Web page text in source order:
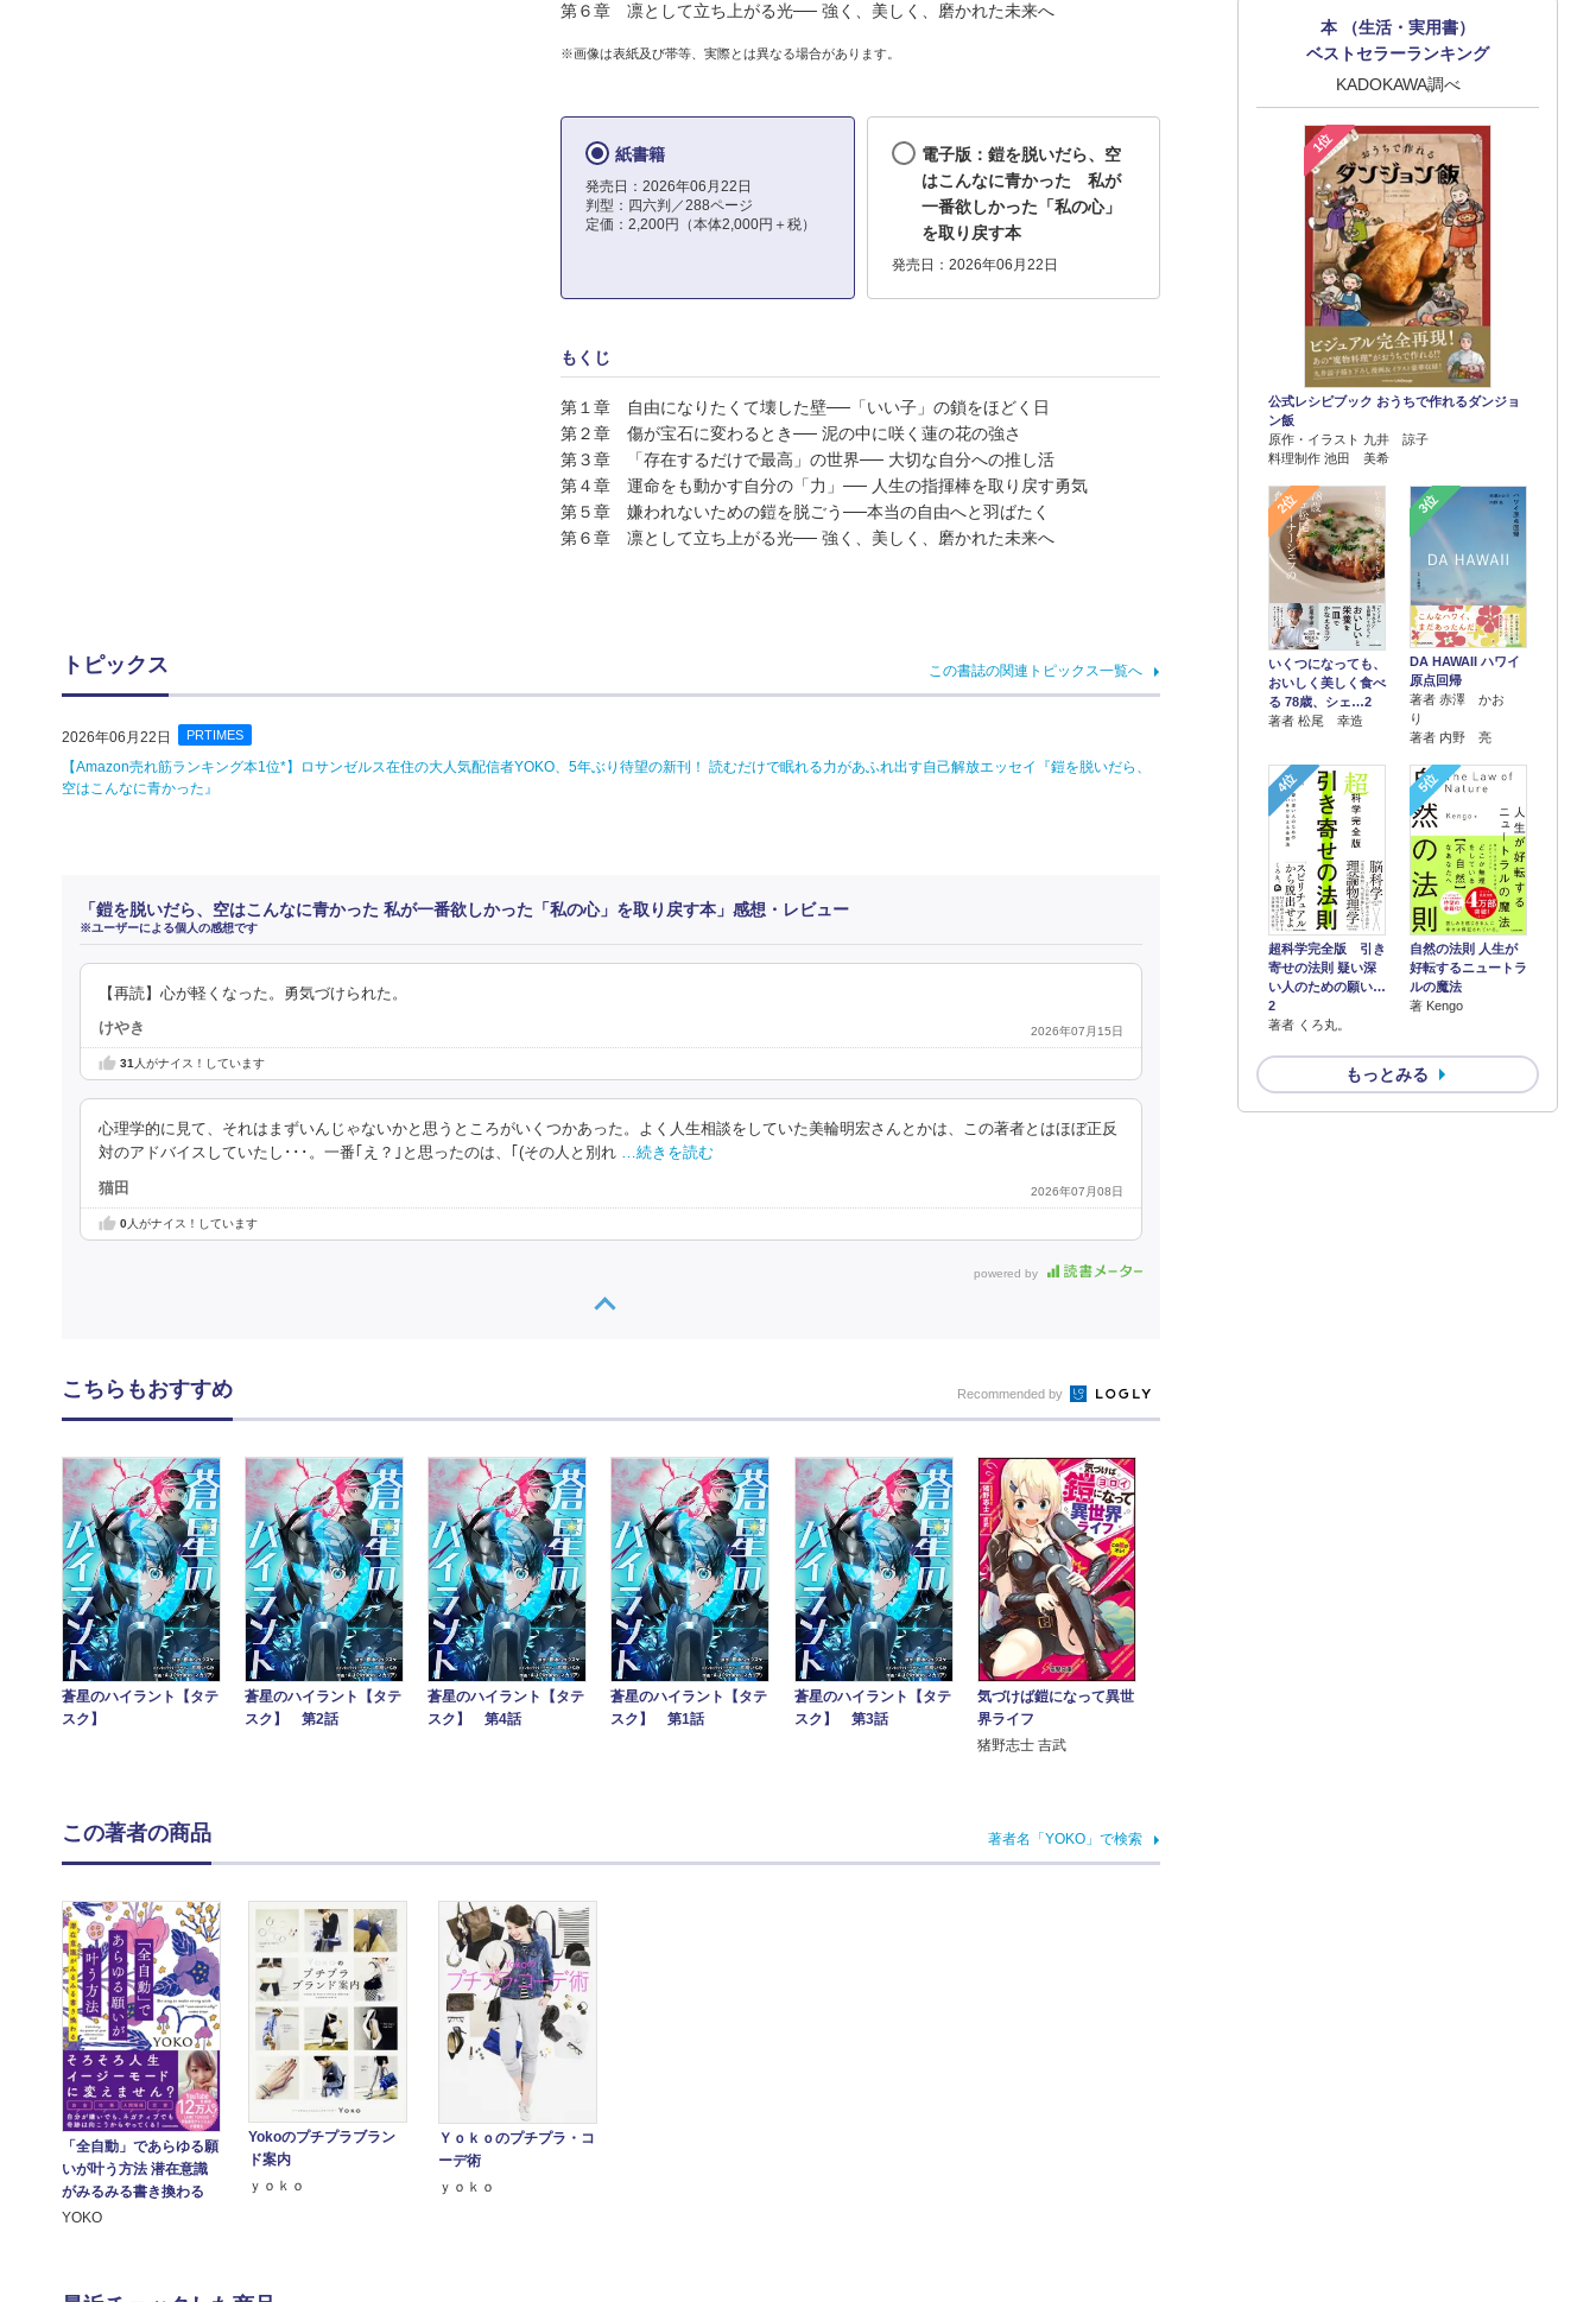
第６章 凛として立ち上がる光── 強く、美しく、磨かれた未来へ
※画像は表紙及び帯等、実際とは異なる場合があります。
紙書籍
発売日：2026年06月22日
判型：四六判／288ページ
定価：2,200円（本体2,000円＋税）
電子版：鎧を脱いだら、空
はこんなに青かった 私が
一番欲しかった「私の心」
を取り戻す本
発売日：2026年06月22日
もくじ
第１章 自由になりたくて壊した壁──「いい子」の鎖をほどく日
第２章 傷が宝石に変わるとき── 泥の中に咲く蓮の花の強さ
第３章 「存在するだけで最高」の世界── 大切な自分への推し活
第４章 運命をも動かす自分の「力」── 人生の指揮棒を取り戻す勇気
第５章 嫌われないための鎧を脱ごう──本当の自由へと羽ばたく
第６章 凛として立ち上がる光── 強く、美しく、磨かれた未来へ
トピックス この書誌の関連トピックス一覧へ
2026年06月22日 PRTIMES
【Amazon売れ筋ランキング本1位*】ロサンゼルス在住の大人気配信者YOKO、5年ぶり待望の新刊！ 読むだけで眠れる力があふれ出す自己解放エッセイ『鎧を脱いだら、
空はこんなに青かった』
「鎧を脱いだら、空はこんなに青かった 私が一番欲しかった「私の心」を取り戻す本」感想・レビュー
※ユーザーによる個人の感想です
【再読】心が軽くなった。勇気づけられた。
けやき 2026年07月15日
31人がナイス！しています
心理学的に見て、それはまずいんじゃないかと思うところがいくつかあった。よく人生相談をしていた美輪明宏さんとかは、この著者とはほぼ正反
対のアドバイスしていたし･･･。一番｢え？｣と思ったのは、｢(その人と別れ …続きを読む
猫田 2026年07月08日
0人がナイス！しています
powered by
本 （生活・実用書）
ベストセラーランキング
KADOKAWA調べ
1位
公式レシピブック おうちで作れるダンジョ
ン飯
原作・イラスト 九井 諒子
料理制作 池田 美希
2位
いくつになっても、
おいしく美しく食べ
る 78歳、シェ…2
著者 松尾 幸造
3位
DA HAWAII ハワイ
原点回帰
著者 赤澤 かお
り
著者 内野 亮
4位
超科学完全版 引き
寄せの法則 疑い深
い人のための願い…
2
著者 くろ丸。
5位
自然の法則 人生が
好転するニュートラ
ルの魔法
著 Kengo
もっとみる
こちらもおすすめ Recommended by
蒼星のハイラント【タテ
スク】
蒼星のハイラント【タテ
スク】 第2話
蒼星のハイラント【タテ
スク】 第4話
蒼星のハイラント【タテ
スク】 第1話
蒼星のハイラント【タテ
スク】 第3話
気づけば鎧になって異世
界ライフ
猪野志士 吉武
この著者の商品 著者名「YOKO」で検索
「全自動」であらゆる願
いが叶う方法 潜在意識
がみるみる書き換わる
YOKO
Yokoのプチプラブラン
ド案内
ｙｏｋｏ
Ｙｏｋｏのプチプラ・コ
ーデ術
ｙｏｋｏ